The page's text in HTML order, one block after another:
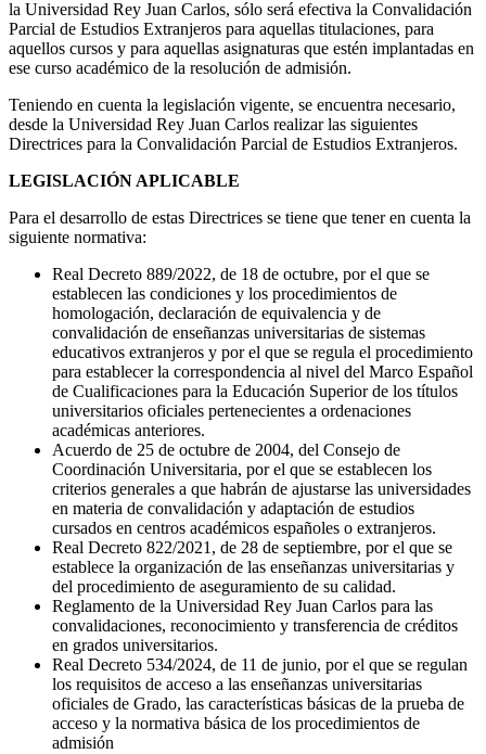
la Universidad Rey Juan Carlos, sólo será efectiva la Convalidación
Parcial de Estudios Extranjeros para aquellas titulaciones, para
aquellos cursos y para aquellas asignaturas que estén implantadas en
ese curso académico de la resolución de admisión.
Teniendo en cuenta la legislación vigente, se encuentra necesario,
desde la Universidad Rey Juan Carlos realizar las siguientes
Directrices para la Convalidación Parcial de Estudios Extranjeros.
LEGISLACIÓN APLICABLE
Para el desarrollo de estas Directrices se tiene que tener en cuenta la
siguiente normativa:
Real Decreto 889/2022, de 18 de octubre, por el que se
establecen las condiciones y los procedimientos de
homologación, declaración de equivalencia y de
convalidación de enseñanzas universitarias de sistemas
educativos extranjeros y por el que se regula el procedimiento
para establecer la correspondencia al nivel del Marco Español
de Cualificaciones para la Educación Superior de los títulos
universitarios oficiales pertenecientes a ordenaciones
académicas anteriores.
Acuerdo de 25 de octubre de 2004, del Consejo de
Coordinación Universitaria, por el que se establecen los
criterios generales a que habrán de ajustarse las universidades
en materia de convalidación y adaptación de estudios
cursados en centros académicos españoles o extranjeros.
Real Decreto 822/2021, de 28 de septiembre, por el que se
establece la organización de las enseñanzas universitarias y
del procedimiento de aseguramiento de su calidad.
Reglamento de la Universidad Rey Juan Carlos para las
convalidaciones, reconocimiento y transferencia de créditos
en grados universitarios.
Real Decreto 534/2024, de 11 de junio, por el que se regulan
los requisitos de acceso a las enseñanzas universitarias
oficiales de Grado, las características básicas de la prueba de
acceso y la normativa básica de los procedimientos de
admisión